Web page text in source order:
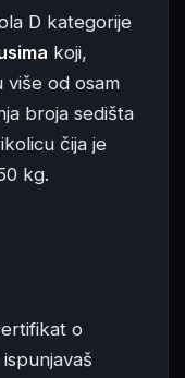
D kategorije
koji,
više od osam
broja sedišta
čija je
kg.
o